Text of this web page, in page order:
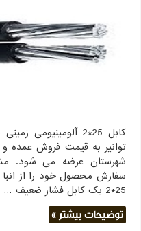
تبریز
و
سنندج
کابل 25*2
توانیر به قیمت فروش عمده و
شهرستان عرضه می شود.
سفارش محصول خود را از انبا
25*2 یک کابل فشار ضعیف …
توضیحات بیشتر »